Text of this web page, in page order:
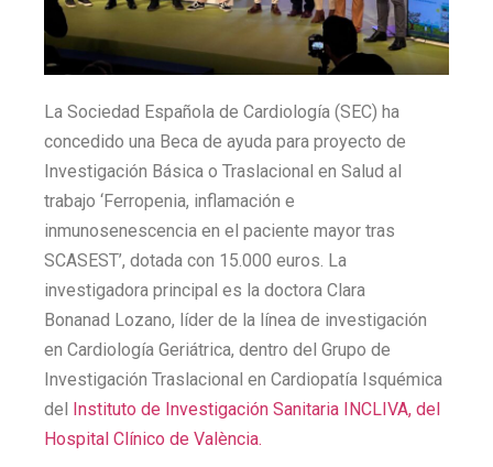
La Sociedad Española de Cardiología (SEC) ha
concedido una Beca de ayuda para proyecto de
Investigación Básica o Traslacional en Salud al
trabajo ‘Ferropenia, inflamación e
inmunosenescencia en el paciente mayor tras
SCASEST’, dotada con 15.000 euros. La
investigadora principal es la doctora Clara
Bonanad Lozano, líder de la línea de investigación
en Cardiología Geriátrica, dentro del Grupo de
Investigación Traslacional en Cardiopatía Isquémica
del Instituto de Investigación Sanitaria INCLIVA, del
Hospital Clínico de València.